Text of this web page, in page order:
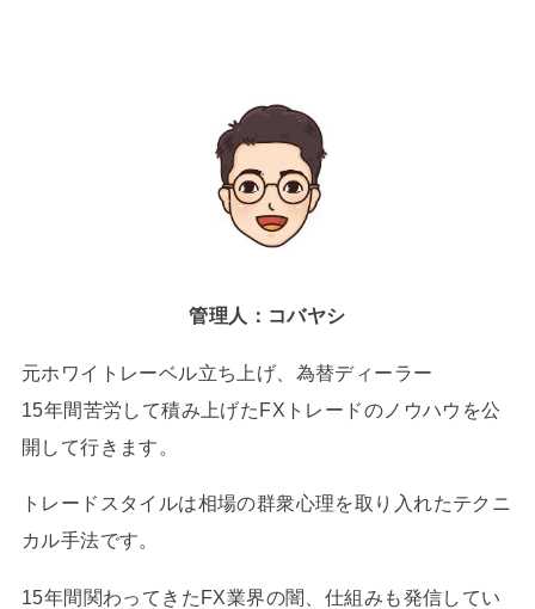
管理人：コバヤシ
元ホワイトレーベル立ち上げ、為替ディーラー
15年間苦労して積み上げたFXトレードのノウハウを公
開して行きます。
トレードスタイルは相場の群衆心理を取り入れたテクニ
カル手法です。
15年間関わってきたFX業界の闇、仕組みも発信してい